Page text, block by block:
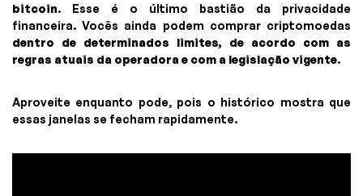
bitcoin. Esse é o último bastião da privacidade
financeira. Vocês ainda podem comprar criptomoedas
dentro de determinados limites, de acordo com as
regras atuais da operadora e com a legislação vigente.
Aproveite enquanto pode, pois o histórico mostra que
essas janelas se fecham rapidamente.